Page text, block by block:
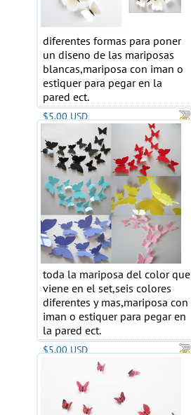
diferentes formas para poner
un diseno de las mariposas
blancas,mariposa con iman o
estiquer para pegar en la
pared ect.
$5.00 USD
toda la mariposa del color que
viene en el set,seis colores
diferentes y mas,mariposa con
iman o estiquer para pegar en
la pared ect.
$5.00 USD